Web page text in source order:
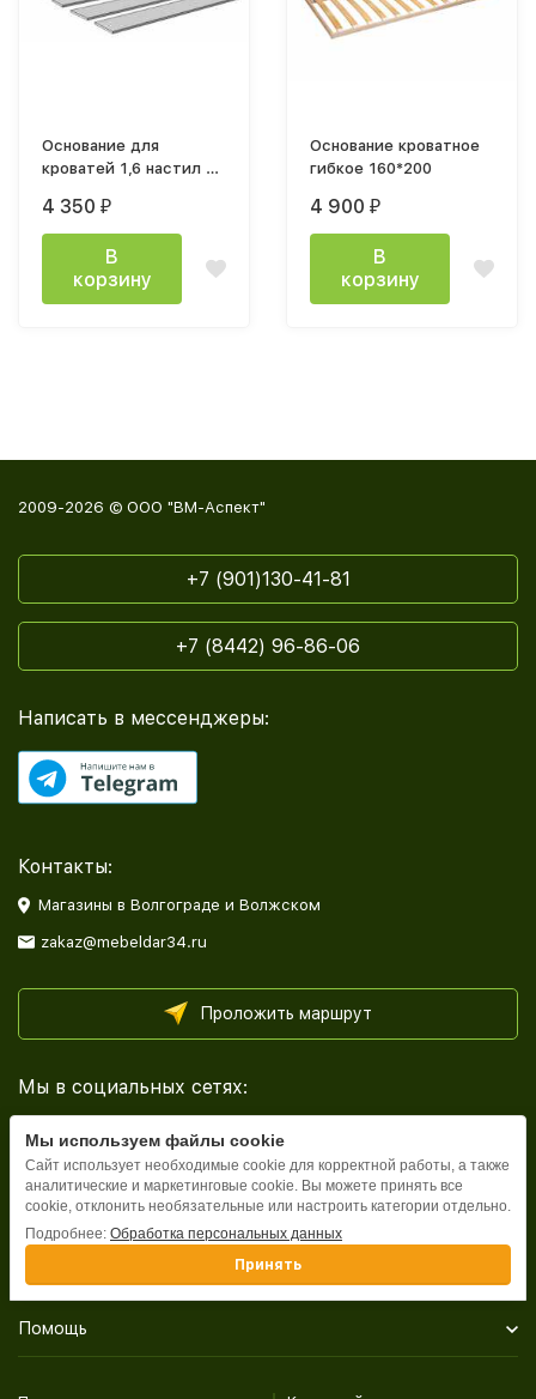
Основание для
кроватей 1,6 настил из
4 350 ₽
В
корзину
Основание кроватное
гибкое 160*200
4 900 ₽
В
корзину
2009-2026 © ООО "ВМ-Аспект"
+7 (901)130-41-81
+7 (8442) 96-86-06
Написать в мессенджеры:
Контакты:
Магазины в Волгограде и Волжском
zakaz@mebeldar34.ru
Проложить маршрут
Мы в социальных сетях:
Каталог
Помощь
Мы используем файлы cookie
Сайт использует необходимые cookie для корректной работы, а также
аналитические и маркетинговые cookie. Вы можете принять все
cookie, отклонить необязательные или настроить категории отдельно.
Подробнее: Обработка персональных данных
Принять